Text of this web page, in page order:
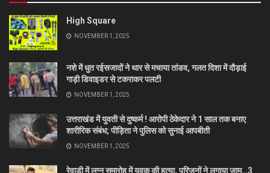
High Square
NOVEMBER 1, 2025
नशे में धुत रईसजादों ने थार से मचाया तांडव, गलत दिशा में दौड़ाई
गाड़ी डिवाइडर से टकराकर पलटी
NOVEMBER 1, 2025
उत्तराखंड में युवती से दुष्कर्म ! आरोपी ठेकेदार ने 1 साल तक बनाए
शारीरिक संबंध; पीड़िता ने पुलिस को सुनाई आपबीती
NOVEMBER 1, 2025
रेवाड़ी में लग्न समारोह में युवक की हत्या, परिजनों ने लगाया जाम…3